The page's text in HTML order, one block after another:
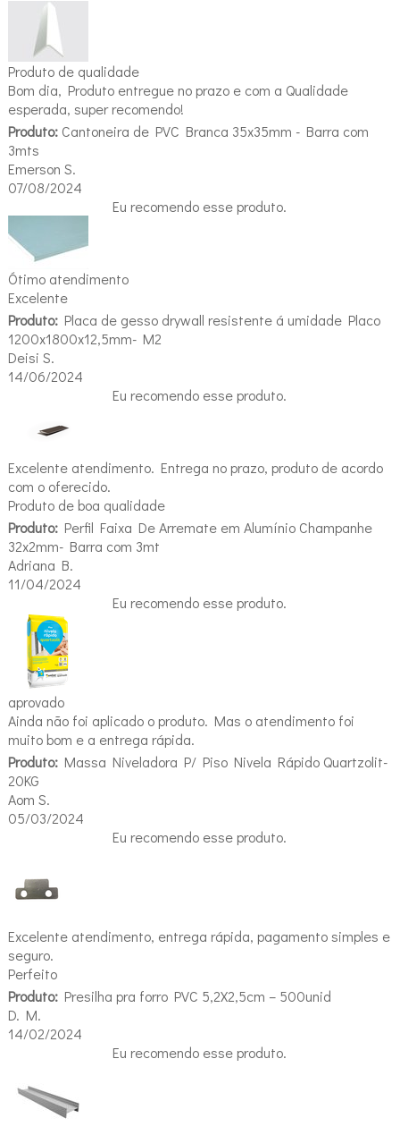
Produto de qualidade
Bom dia, Produto entregue no prazo e com a Qualidade
esperada, super recomendo!
Produto:Cantoneira de PVC Branca 35x35mm - Barra com
3mts
Emerson S.
07/08/2024
Eu recomendo esse produto.
Ótimo atendimento
Excelente
Produto:Placa de gesso drywall resistente á umidade Placo
1200x1800x12,5mm- M2
Deisi S.
14/06/2024
Eu recomendo esse produto.
Excelente atendimento. Entrega no prazo, produto de acordo
com o oferecido.
Produto de boa qualidade
Produto:Perfil Faixa De Arremate em Alumínio Champanhe
32x2mm- Barra com 3mt
Adriana B.
11/04/2024
Eu recomendo esse produto.
aprovado
Ainda não foi aplicado o produto. Mas o atendimento foi
muito bom e a entrega rápida.
Produto:Massa Niveladora P/ Piso Nivela Rápido Quartzolit-
20KG
Aom S.
05/03/2024
Eu recomendo esse produto.
Excelente atendimento, entrega rápida, pagamento simples e
seguro.
Perfeito
Produto:Presilha pra forro PVC 5,2X2,5cm – 500unid
D. M.
14/02/2024
Eu recomendo esse produto.